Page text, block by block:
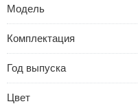
Модель
Комплектация
Год выпуска
Цвет